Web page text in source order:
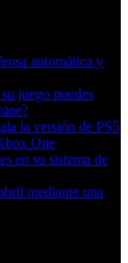
automática y
juego puedes
la versión de PS5
One
en su sistema de
mediante una